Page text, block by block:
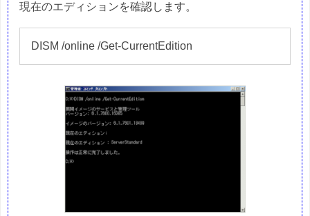
現在のエディションを確認します。
DISM /online /Get-CurrentEdition